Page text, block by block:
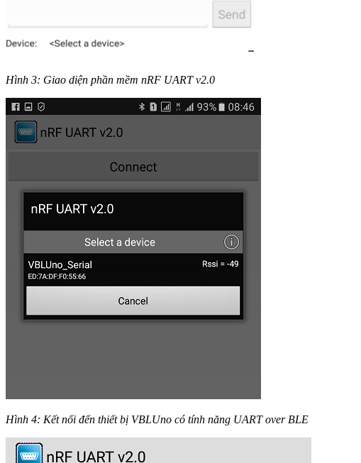
Hình 3: Giao diện phần mềm nRF UART v2.0
Hình 4: Kết nối đến thiết bị VBLUno có tính năng UART over BLE